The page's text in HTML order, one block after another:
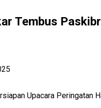
Tembus
Upacara Peringatan